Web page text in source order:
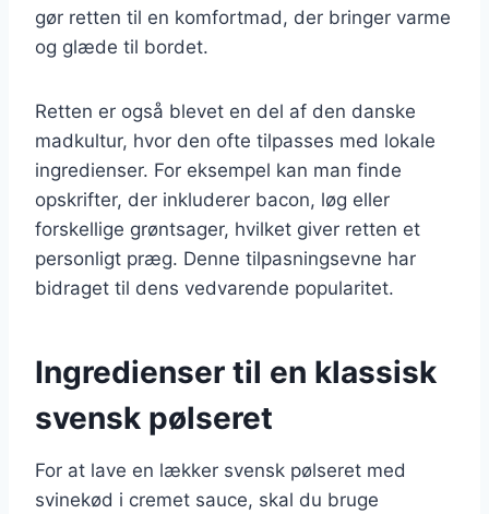
gør retten til en komfortmad, der bringer varme
og glæde til bordet.
Retten er også blevet en del af den danske
madkultur, hvor den ofte tilpasses med lokale
ingredienser. For eksempel kan man finde
opskrifter, der inkluderer bacon, løg eller
forskellige grøntsager, hvilket giver retten et
personligt præg. Denne tilpasningsevne har
bidraget til dens vedvarende popularitet.
Ingredienser til en klassisk
svensk pølseret
For at lave en lækker svensk pølseret med
svinekød i cremet sauce, skal du bruge